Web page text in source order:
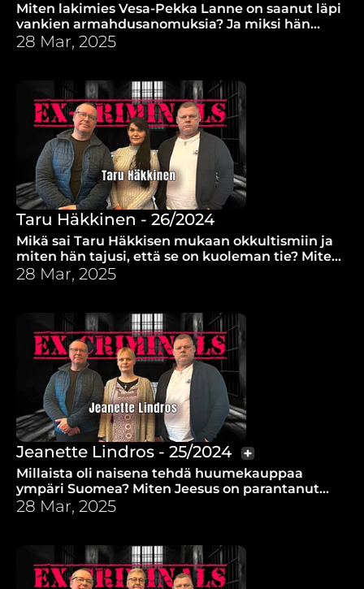
Miten lakimies Vesa-Pekka Lanne on saanut läpi
vankien armahdusanomuksia? Ja miksi hän
hyräili oikeustieteellisen pääsykokeessa
hengellistä laulua?
28 Mar, 2025
Taru Häkkinen - 26/2024
Mikä sai Taru Häkkisen mukaan okkultismiin ja
miten hän tajusi, että se on kuoleman tie? Miten
sieltä pääsee ulos ja kuinka Taru selvisi?
28 Mar, 2025
Jeanette Lindros - 25/2024
Millaista oli naisena tehdä huumekauppaa
ympäri Suomea? Miten Jeesus on parantanut
Jeanette Lindrosin masennuksesta ja
28 Mar, 2025